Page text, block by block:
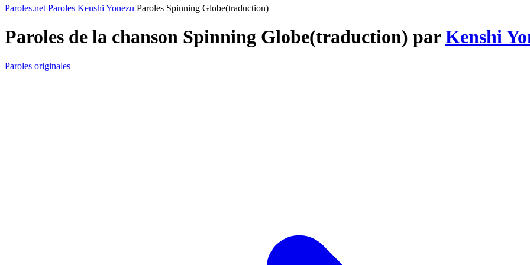
Paroles.net Paroles Kenshi Yonezu Paroles Spinning Globe(traduction)
Paroles de la chanson Spinning Globe(traduction) parKenshi
Paroles originales